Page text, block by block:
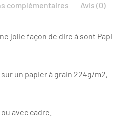
complémentaires Avis (0)
jolie façon de dire à sont Papi
un papier à grain 224g/m2,
avec cadre.